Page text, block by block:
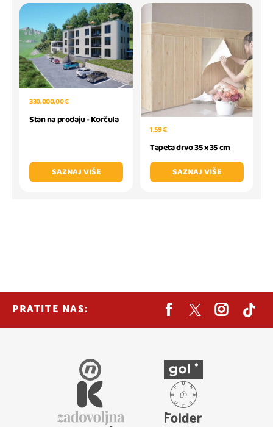
330.000,00 €
Stan na prodaju - Korčula
SAZNAJ VIŠE
1,59 €
Tapeta drvo 35 x 35 cm
SAZNAJ VIŠE
PRATITE NAS: